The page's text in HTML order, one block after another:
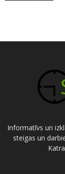
Informatīvs un
steigas un